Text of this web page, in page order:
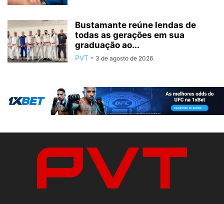
Bustamante reúne lendas de
todas as gerações em sua
graduação ao...
PVT - 3 de agosto de 2026